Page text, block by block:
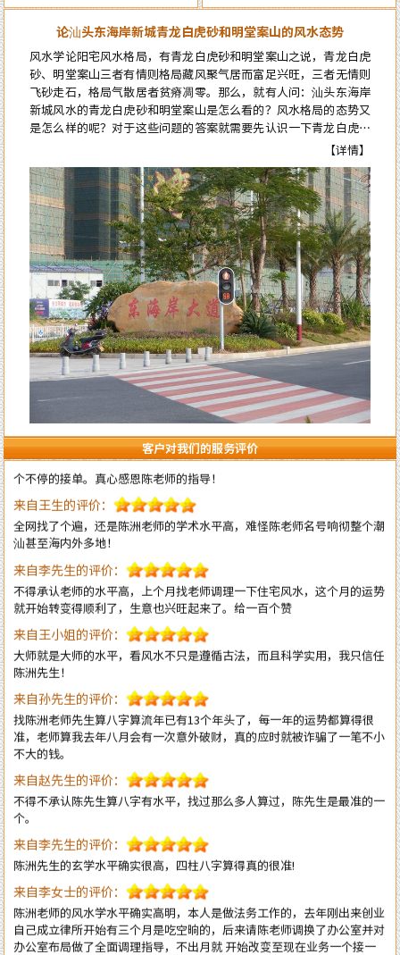
论汕头东海岸新城青龙白虎砂和明堂案山的风水态势
风水学论阳宅风水格局，有青龙白虎砂和明堂案山之说，青龙白虎
砂、明堂案山三者有情则格局藏风聚气居而富足兴旺，三者无情则
飞砂走石，格局气散居者贫瘠凋零。那么，就有人问：汕头东海岸
新城风水的青龙白虎砂和明堂案山是怎么看的？风水格局的态势又
是怎么样的呢？对于这些问题的答案就需要先认识一下青龙白虎和
【详情】
客户对我们的服务评价
来自李女士的评价：
陈洲老师的风水学水平确实高明，本人是做法务工作的，去年刚出来创业
自己成立律所开始有三个月是吃空晌的，后来请陈老师调换了办公室并对
办公室布局做了全面调理指导，不出月就 开始改变至现在业务一个接一
个不停的接单。真心感恩陈老师的指导！
来自王生的评价：
全网找了个遍，还是陈洲老师的学术水平高，难怪陈老师名号响彻整个潮
汕甚至海内外多地！
来自李先生的评价：
不得承认老师的水平高，上个月找老师调理一下住宅风水，这个月的运势
就开始转变得顺利了，生意也兴旺起来了。给一百个赞
来自王小姐的评价：
大师就是大师的水平，看风水不只是遵循古法，而且科学实用，我只信任
陈洲先生！
来自孙先生的评价：
找陈洲老师先生算八字算流年已有13个年头了，每一年的运势都算得很
准，老师算我去年八月会有一次意外破财，真的应时就被诈骗了一笔不小
不大的钱。
来自赵先生的评价：
不得不承认陈先生算八字有水平，找过那么多人算过，陈先生是最准的一
个。
来自李先生的评价：
陈洲先生的玄学水平确实很高，四柱八字算得真的很准!
来自李女士的评价：
陈洲老师的风水学水平确实高明，本人是做法务工作的，去年刚出来创业
自己成立律所开始有三个月是吃空晌的，后来请陈老师调换了办公室并对
办公室布局做了全面调理指导，不出月就 开始改变至现在业务一个接一
个不停的接单。真心感恩陈老师的指导！
来自王生的评价：